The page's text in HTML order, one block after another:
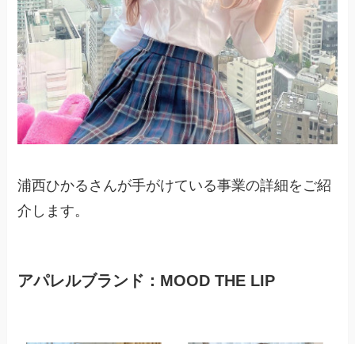
浦西ひかるさんが手がけている事業の詳細をご紹
介します。
アパレルブランド：MOOD THE LIP